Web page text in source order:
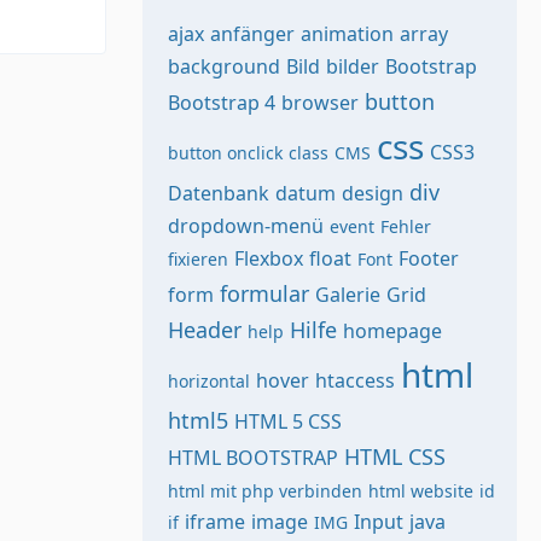
ajax anfänger animation array
background Bild bilder Bootstrap
Bootstrap 4 browser button
button onclick class CMS css CSS3
Datenbank datum design div
dropdown-menü event Fehler
fixieren Flexbox float Font Footer
form formular Galerie Grid
Header help Hilfe homepage
horizontal hover htaccess html
html5 HTML 5 CSS
HTML BOOTSTRAP HTML CSS
html mit php verbinden html website id
if iframe image IMG Input java